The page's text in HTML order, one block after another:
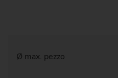
Ø max. pezzo